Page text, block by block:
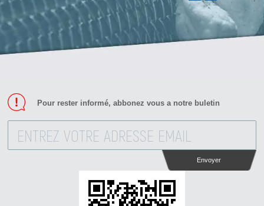
Pour rester informé, abbonez vous a notre buletin
Envoyer